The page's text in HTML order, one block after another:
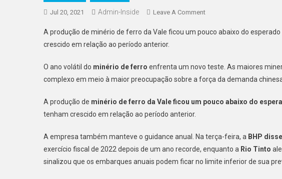
Jul 20, 2021 Admin-Inside Leave A CommentOn
De
Entre
O
De
Demanda
Incerta
A produção de minério de ferro da Vale ficou um pouco abaixo do
crescido em relação ao período anterior.
O ano volátil do minério de ferro enfrenta um novo teste. As maiores
complexo em meio à maior preocupação sobre a força da demanda
A produção de minério de ferro da Vale ficou um pouco abaixo do
tenham crescido em relação ao período anterior.
A empresa também manteve o guidance anual. Na terça-feira, a BHP
exercício fiscal de 2022 depois de um ano recorde, enquanto a Rio Tinto
sinalizou que os embarques anuais podem ficar no limite inferior de sua